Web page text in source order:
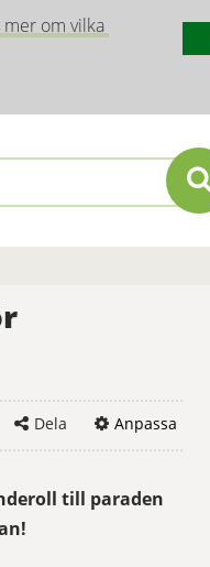
mer om vilka
Anpassa
Dela
till paraden